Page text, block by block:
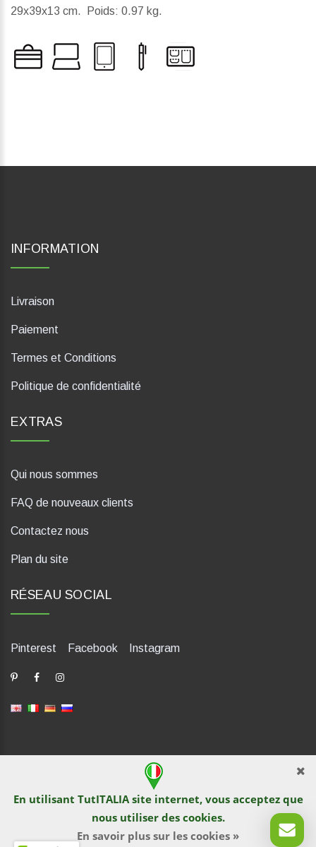
29x39x13 cm.
Poids: 0.97 kg.
En utilisant TutITALIA site internet, vous acceptez que
nous utiliser des cookies.
En savoir plus sur les cookies »
INFORMATION
Livraison
Paiement
Termes et Conditions
Politique de confidentialité
EXTRAS
Qui nous sommes
FAQ de nouveaux clients
Contactez nous
Plan du site
RÉSEAU SOCIAL
Pinterest Facebook Instagram
dP Motion Media. Via La Piana 430, 47835 Saludecio (RN), Italia.
Numero REA: RN410802. P.IVA: 04421580400. Tel +39 0541
1480041
© TutITALIA 2013-2026. L`impression et la copie de textes et de
documents graphiques sont interdites par les propriétaires de
sites. La violation est poursuivie en vertu de la loi.